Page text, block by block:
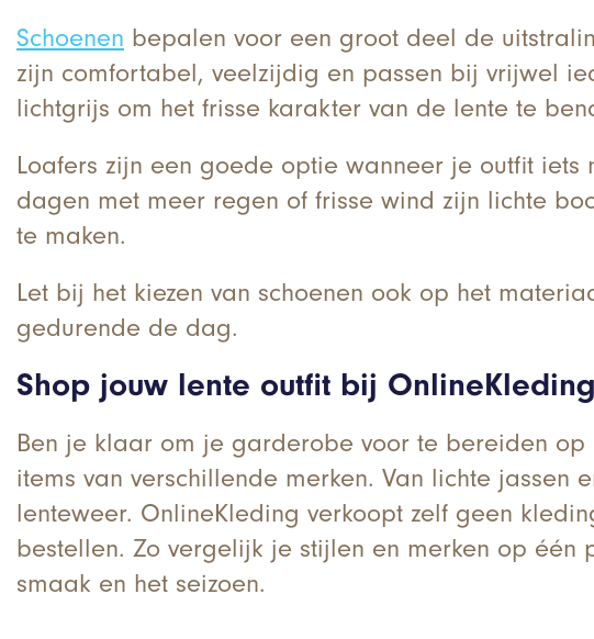
Schoenen bepalen voor een groot deel de
zijn comfortabel, veelzijdig en passen bij vrijwel
lichtgrijs om het frisse karakter van de lente te
Loafers zijn een goede optie wanneer je outfit
dagen met meer regen of frisse wind zijn lichte
te maken.
Let bij het kiezen van schoenen ook op het
gedurende de dag.
Shop jouw lente outfit bij OnlineKleding
Ben je klaar om je garderobe voor te bereiden
items van verschillende merken. Van lichte
lenteweer. OnlineKleding verkoopt zelf geen
bestellen. Zo vergelijk je stijlen en merken op
smaak en het seizoen.